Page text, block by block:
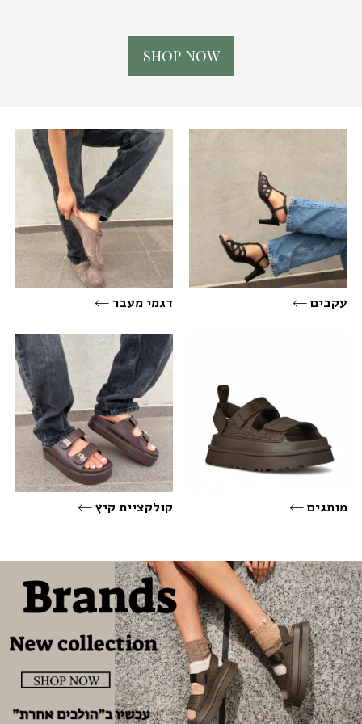
SHOP NOW
עקבים דגמי מעבר
מותגים קולקציית קיץ